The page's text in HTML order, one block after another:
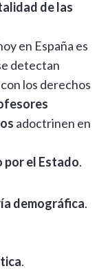
de las
en España es
detectan
los derechos
adoctrinen en
el Estado.
demográfica.
.